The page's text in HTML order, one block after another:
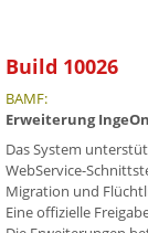
Build 10026
BAMF:
Erweiterung
Das System
WebService-
Migration und
Eine offizielle